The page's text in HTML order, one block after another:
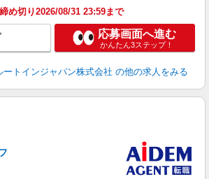
め切り2026/08/31 23:59まで
応募画面へ進む
かんたん3ステップ！
ートインジャパン株式会社 の他の求人をみる